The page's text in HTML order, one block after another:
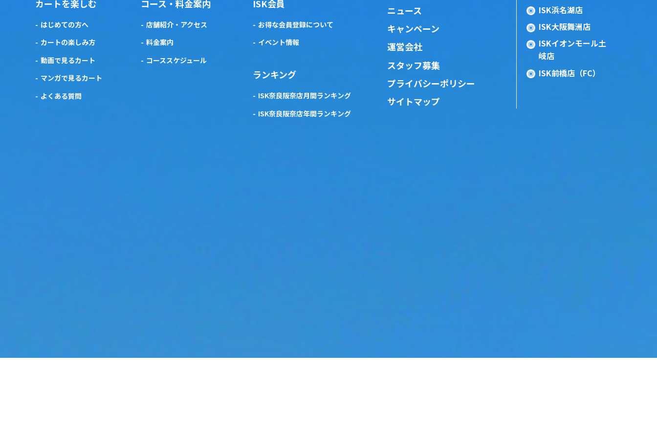
カートを楽しむ
はじめての方へ
カートの楽しみ方
動画で見るカート
マンガで見るカート
よくある質問
コース・料金案内
店舗紹介・アクセス
料金案内
コーススケジュール
ISK会員
お得な会員登録について
イベント情報
ランキング
ISK奈良阪奈店月間ランキング
ISK奈良阪奈店年間ランキング
ニュース
キャンペーン
運営会社
スタッフ募集
プライバシーポリシー
サイトマップ
ISK浜名湖店
ISK大阪舞洲店
ISKイオンモール土
岐店
ISK前橋店（FC）